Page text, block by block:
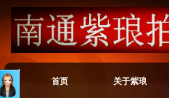
首页 关于紫琅